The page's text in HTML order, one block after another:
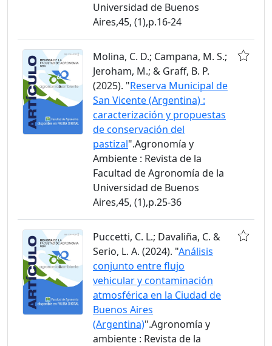
Universidad de Buenos
Aires,45, (1),p.16-24
Molina, C. D.; Campana, M. S.;
Jeroham, M.; & Graff, B. P.
(2025). "Reserva Municipal de
San Vicente (Argentina) :
caracterización y propuestas
de conservación del
pastizal".Agronomía y
Ambiente : Revista de la
Facultad de Agronomía de la
Universidad de Buenos
Aires,45, (1),p.25-36
Puccetti, C. L.; Davaliña, C. &
Serio, L. A. (2024). "Análisis
conjunto entre flujo
vehicular y contaminación
atmosférica en la Ciudad de
Buenos Aires
(Argentina)".Agronomía y
ambiente : Revista de la